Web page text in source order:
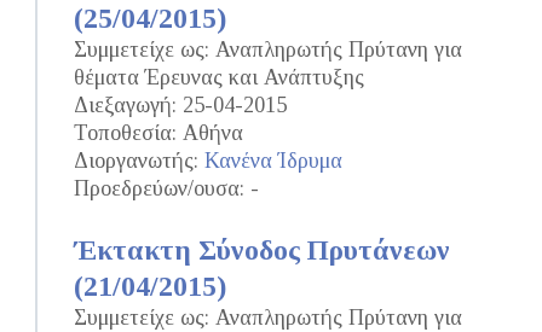
(25/04/2015)
Συμμετείχε ως: Αναπληρωτής Πρύτανη για
θέματα Έρευνας και Ανάπτυξης
Διεξαγωγή: 25-04-2015
Τοποθεσία: Αθήνα
Διοργανωτής: Κανένα Ίδρυμα
Προεδρεύων/ουσα: -
Έκτακτη Σύνοδος Πρυτάνεων
(21/04/2015)
Συμμετείχε ως: Αναπληρωτής Πρύτανη για